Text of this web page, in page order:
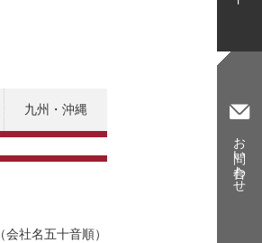
九州・沖縄
（会社名五十音順）

お問い合わせ